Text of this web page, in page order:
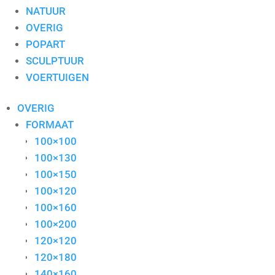
NATUUR
OVERIG
POPART
SCULPTUUR
VOERTUIGEN
OVERIG
FORMAAT
100×100
100×130
100×150
100×120
100×160
100×200
120×120
120×180